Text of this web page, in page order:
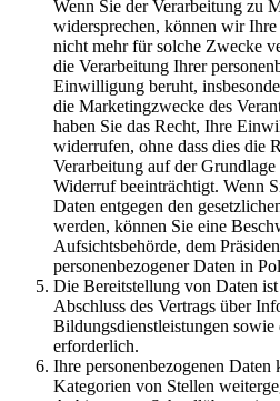
Wenn Sie der Verarbeitung zu
widersprechen, können wir Ihre
nicht mehr für solche Zwecke
die Verarbeitung Ihrer
Einwilligung beruht,
die Marketingzwecke des
haben Sie das Recht, Ihre
widerrufen, ohne dass dies die
Verarbeitung auf der
Widerruf beeinträchtigt. Wenn
Daten entgegen den
werden, können Sie eine
Aufsichtsbehörde, dem
personenbezogener Daten in
Die Bereitstellung von Daten
Abschluss des Vertrags über
Bildungsdienstleistungen
erforderlich.
Ihre personenbezogenen Daten
Kategorien von Stellen